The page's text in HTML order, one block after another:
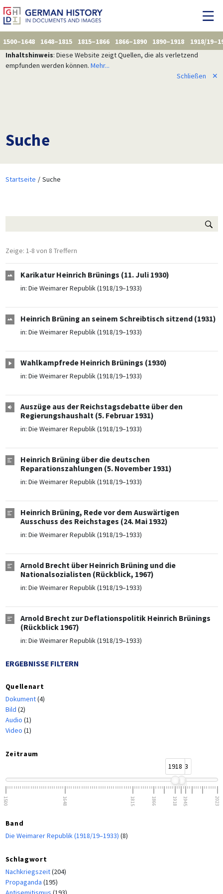
1500–1648 1648–1815 1815–1866 1866–1890 1890–1918
1918/
Inhaltshinweis: Diese Website zeigt Quellen, die als verletzend
empfunden werden können. Mehr...
Schließen
✕
Suche
Startseite Suche
Zeige: 1-8 von 8 Treffern
Karikatur Heinrich Brünings (11. Juli 1930)
in: Die Weimarer Republik (1918/19–1933)
Heinrich Brüning an seinem Schreibtisch sitzend (1931)
in: Die Weimarer Republik (1918/19–1933)
Wahlkampfrede Heinrich Brünings (1930)
in: Die Weimarer Republik (1918/19–1933)
Auszüge aus der Reichstagsdebatte über den
Regierungshaushalt (5. Februar 1931)
in: Die Weimarer Republik (1918/19–1933)
Heinrich Brüning über die deutschen
Reparationszahlungen (5. November 1931)
in: Die Weimarer Republik (1918/19–1933)
Heinrich Brüning, Rede vor dem Auswärtigen
Ausschuss des Reichstages (24. Mai 1932)
in: Die Weimarer Republik (1918/19–1933)
Arnold Brecht über Heinrich Brüning und die
Nationalsozialisten (Rückblick, 1967)
in: Die Weimarer Republik (1918/19–1933)
Arnold Brecht zur Deflationspolitik Heinrich Brünings
(Rückblick 1967)
in: Die Weimarer Republik (1918/19–1933)
ERGEBNISSE FILTERN
Quellenart
Dokument(4)
Bild (2)
Audio (1)
Video (1)
Zeitraum
19181933
1500 1648 1815 1866 1918 1945 2023
Band
Die Weimarer Republik (1918/19–1933) (8)
Schlagwort
Nachkriegszeit(204)
Propaganda (195)